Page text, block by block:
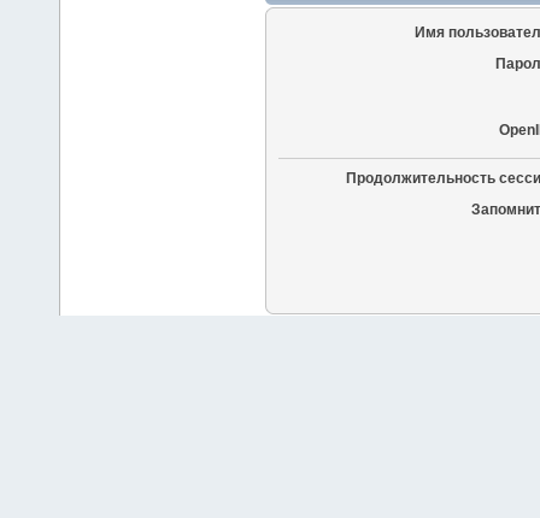
Имя
Продолжительность